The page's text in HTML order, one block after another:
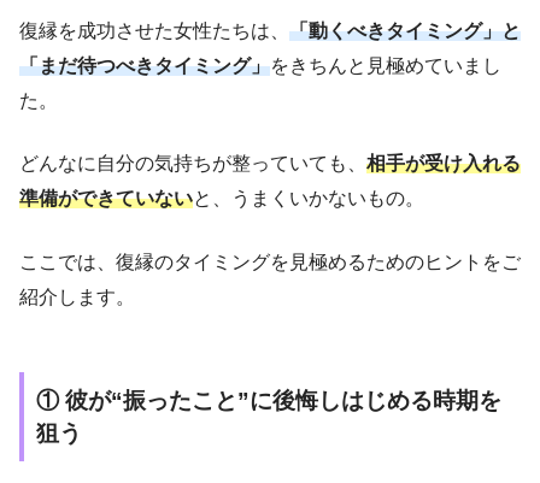
復縁を成功させた女性たちは、 「動くべきタイミング」と
「まだ待つべきタイミング」をきちんと見極めていまし
た。
どんなに自分の気持ちが整っていても、 相手が受け入れる
準備ができていないと、うまくいかないもの。
ここでは、復縁のタイミングを見極めるためのヒントをご
紹介します。
① 彼が“振ったこと”に後悔しはじめる時期を
狙う